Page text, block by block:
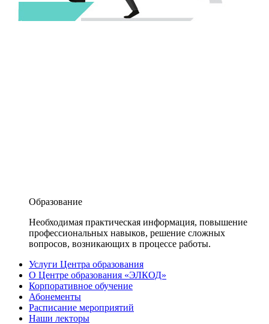
Образование
Необходимая практическая информация, повышение
профессиональных навыков, решение сложных
вопросов, возникающих в процессе работы.
Услуги Центра образования
О Центре образования «ЭЛКОД»
Корпоративное обучение
Абонементы
Расписание мероприятий
Наши лекторы